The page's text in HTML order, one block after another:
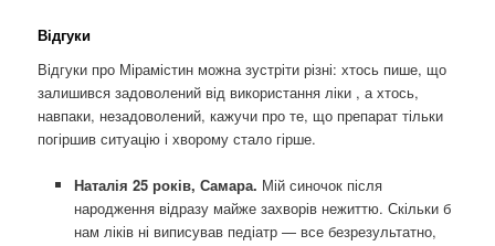
Відгуки
Відгуки про Мірамістин можна зустріти різні: хтось пише, що
залишився задоволений від використання ліки , а хтось,
навпаки, незадоволений, кажучи про те, що препарат тільки
погіршив ситуацію і хворому стало гірше.
Наталія 25 років, Самара. Мій синочок після
народження відразу майже захворів нежиттю. Скільки б
нам ліків ні виписував педіатр — все безрезультатно,